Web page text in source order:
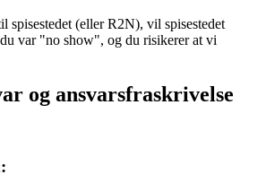
spisestedet (eller R2N), vil spisestedet
var "no show", og du risikerer at vi
og ansvarsfraskrivelse